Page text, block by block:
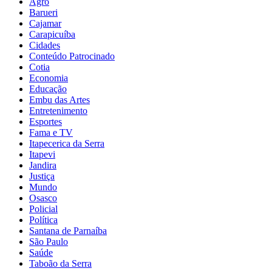
Barueri
Cajamar
Carapicuíba
Cidades
Conteúdo Patrocinado
Cotia
Economia
Educação
Embu das Artes
Entretenimento
Esportes
Fama e TV
Itapecerica da Serra
Itapevi
Jandira
Justiça
Mundo
Osasco
Policial
Política
Santana de Parnaíba
São Paulo
Saúde
Taboão da Serra